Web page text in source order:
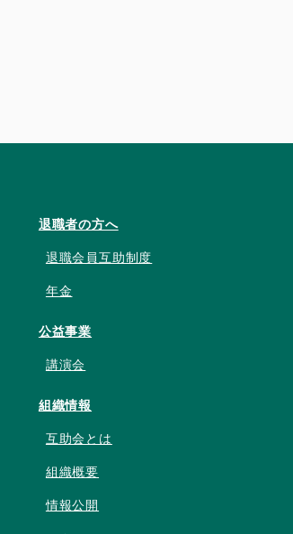
退職者の方へ
退職会員互助制度
年金
公益事業
講演会
組織情報
互助会とは
組織概要
情報公開